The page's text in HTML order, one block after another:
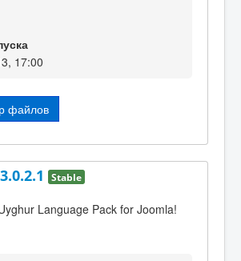
17:00
файлов
Stable
Language Pack for Joomla!